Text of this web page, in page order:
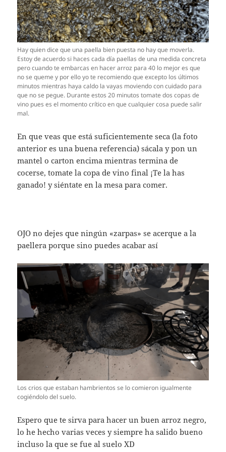
Hay quien dice que una paella bien puesta no hay que moverla.
Estoy de acuerdo si haces cada día paellas de una medida concreta
pero cuando te embarcas en hacer arroz para 40 lo mejor es que
no se queme y por ello yo te recomiendo que excepto los últimos
minutos mientras haya caldo la vayas moviendo con cuidado para
que no se pegue. Durante estos 20 minutos tomate dos copas de
vino pues es el momento crítico en que cualquier cosa puede salir
mal.
En que veas que está suficientemente seca (la foto
anterior es una buena referencia) sácala y pon un
mantel o carton encima mientras termina de
cocerse, tomate la copa de vino final ¡Te la has
ganado! y siéntate en la mesa para comer.
OJO no dejes que ningún «zarpas» se acerque a la
paellera porque sino puedes acabar así
Los crios que estaban hambrientos se lo comieron igualmente
cogiéndolo del suelo.
Espero que te sirva para hacer un buen arroz negro,
lo he hecho varias veces y siempre ha salido bueno
incluso la que se fue al suelo XD